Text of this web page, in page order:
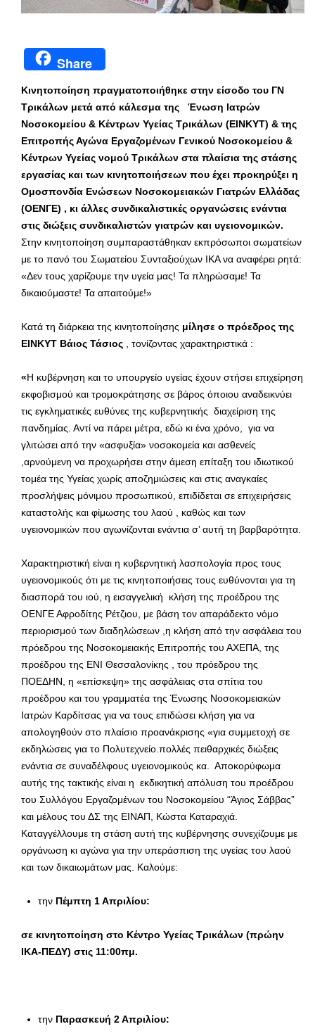
Share
Κινητοποίηση πραγματοποιήθηκε στην είσοδο του ΓΝ
Τρικάλων μετά από κάλεσμα της
Ένωση Ιατρών
Νοσοκομείου & Κέντρων Υγείας Τρικάλων (ΕΙΝΚΥΤ) & της
Επιτροπής Αγώνα Εργαζομένων Γενικού Νοσοκομείου &
Κέντρων Υγείας νομού Τρικάλων στα πλαίσια της στάσης
εργασίας και των κινητοποιήσεων που έχει προκηρύξει η
Ομοσπονδία Ενώσεων Νοσοκομειακών Γιατρών Ελλάδας
(ΟΕΝΓΕ) , κι άλλες συνδικαλιστικές οργανώσεις ενάντια
στις διώξεις συνδικαλιστών γιατρών και υγειονομικών.
Στην κινητοποίηση συμπαραστάθηκαν εκπρόσωποι σωματείων
με το πανό του Σωματείου Συνταξιούχων ΙΚΑ να αναφέρει ρητά:
«Δεν τους χαρίζουμε την υγεία μας! Τα πληρώσαμε! Τα
δικαιούμαστε! Τα απαιτούμε!»
Κατά τη διάρκεια της κινητοποίησης μίλησε ο πρόεδρος της
ΕΙΝΚΥΤ Βάιος Τάσιος , τονίζοντας χαρακτηριστικά :
«Η κυβέρνηση και το υπουργείο υγείας έχουν στήσει επιχείρηση
εκφοβισμού και τρομοκράτησης σε βάρος όποιου αναδεικνύει
τις εγκληματικές ευθύνες της κυβερνητικής διαχείριση της
πανδημίας. Αντί να πάρει μέτρα, εδώ κι ένα χρόνο, για να
γλιτώσει από την «ασφυξία» νοσοκομεία και ασθενείς
,αρνούμενη να προχωρήσει στην άμεση επίταξη του ιδιωτικού
τομέα της Υγείας χωρίς αποζημιώσεις και στις αναγκαίες
προσλήψεις μόνιμου προσωπικού, επιδίδεται σε επιχειρήσεις
καταστολής και φίμωσης του λαού , καθώς και των
υγειονομικών που αγωνίζονται ενάντια σ’ αυτή τη βαρβαρότητα.
Χαρακτηριστική είναι η κυβερνητική λασπολογία προς τους
υγειονομικούς ότι με τις κινητοποιήσεις τους ευθύνονται για τη
διασπορά του ιού, η εισαγγελική κλήση της προέδρου της
ΟΕΝΓΕ Αφροδίτης Ρέτζιου, με βάση τον απαράδεκτο νόμο
περιορισμού των διαδηλώσεων ,η κλήση από την ασφάλεια του
πρόεδρου της Νοσοκομειακής Επιτροπής του ΑΧΕΠΑ, της
προέδρου της ΕΝΙ Θεσσαλονίκης , του πρόεδρου της
ΠΟΕΔΗΝ, η «επίσκεψη» της ασφάλειας στα σπίτια του
προέδρου και του γραμματέα της Ένωσης Νοσοκομειακών
Ιατρών Καρδίτσας για να τους επιδώσει κλήση για να
απολογηθούν στο πλαίσιο προανάκρισης «για συμμετοχή σε
εκδηλώσεις για το Πολυτεχνείο.πολλές πειθαρχικές διώξεις
ενάντια σε συναδέλφους υγειονομικούς κα. Αποκορύφωμα
αυτής της τακτικής είναι η εκδικητική απόλυση του προέδρου
του Συλλόγου Εργαζομένων του Νοσοκομείου “Άγιος Σάββας”
και μέλους του ΔΣ της ΕΙΝΑΠ, Κώστα Καταραχιά.
Καταγγέλλουμε τη στάση αυτή της κυβέρνησης συνεχίζουμε με
οργάνωση κι αγώνα για την υπεράσπιση της υγείας του λαού
και των δικαιωμάτων μας. Καλούμε:
την Πέμπτη 1 Απριλίου:
σε κινητοποίηση στο Κέντρο Υγείας Τρικάλων (πρώην
ΙΚΑ-ΠΕΔΥ) στις 11:00πμ.
την Παρασκευή 2 Απριλίου: